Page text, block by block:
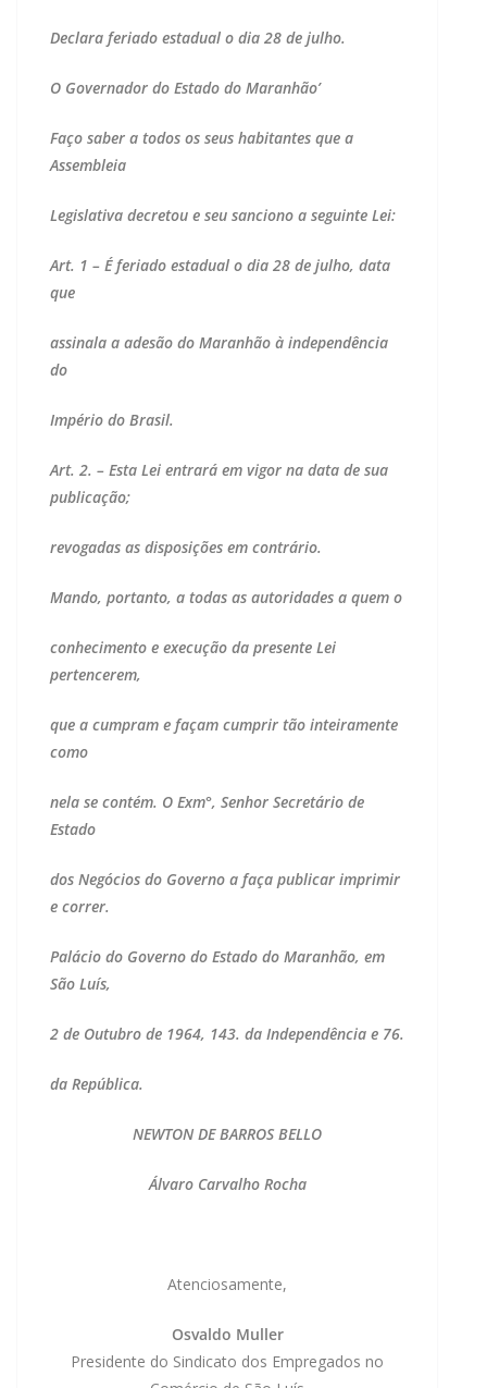
Declara feriado estadual o dia 28 de julho.
O Governador do Estado do Maranhão’
Faço saber a todos os seus habitantes que a
Assembleia
Legislativa decretou e seu sanciono a seguinte Lei:
Art. 1 – É feriado estadual o dia 28 de julho, data
que
assinala a adesão do Maranhão à independência
do
Império do Brasil.
Art. 2. – Esta Lei entrará em vigor na data de sua
publicação;
revogadas as disposições em contrário.
Mando, portanto, a todas as autoridades a quem o
conhecimento e execução da presente Lei
pertencerem,
que a cumpram e façam cumprir tão inteiramente
como
nela se contém. O Exm°, Senhor Secretário de
Estado
dos Negócios do Governo a faça publicar imprimir
e correr.
Palácio do Governo do Estado do Maranhão, em
São Luís,
2 de Outubro de 1964, 143. da Independência e 76.
da República.
NEWTON DE BARROS BELLO
Álvaro Carvalho Rocha
Atenciosamente,
Osvaldo Muller
Presidente do Sindicato dos Empregados no